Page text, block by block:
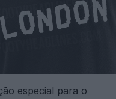
especial para o